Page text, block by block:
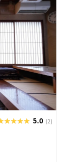
5.0 (2)